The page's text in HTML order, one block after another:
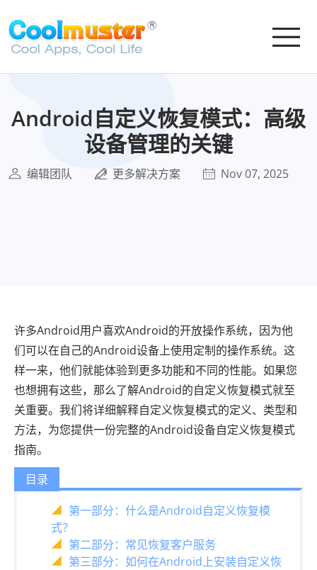
Android自定义恢复模式：高级
设备管理的关键
编辑团队 更多解决方案 Nov 07, 2025
许多Android用户喜欢Android的开放操作系统，因为他
们可以在自己的Android设备上使用定制的操作系统。这
样一来，他们就能体验到更多功能和不同的性能。如果您
也想拥有这些，那么了解Android的自定义恢复模式就至
关重要。我们将详细解释自定义恢复模式的定义、类型和
方法，为您提供一份完整的Android设备自定义恢复模式
指南。
目录
第一部分：什么是Android自定义恢复模
式？
第二部分：常见恢复客户服务
第三部分：如何在Android上安装自定义恢